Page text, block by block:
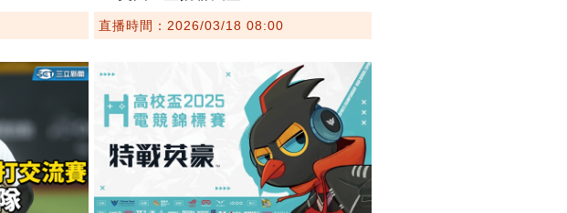
直播時間：2026/03/18 08:00